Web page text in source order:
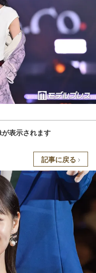
表示されます
記事に戻る